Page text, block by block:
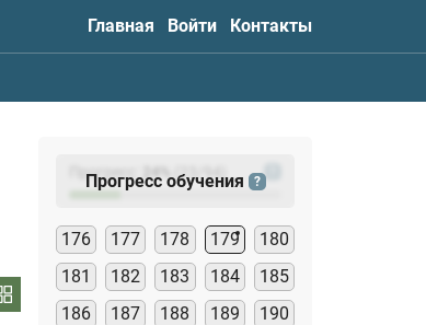
Главная Войти Контакты
Прогресс: (23
Прогресс обучения ?
176 177 178 179
180
181
182 183 184
185
186
187 188 189
190